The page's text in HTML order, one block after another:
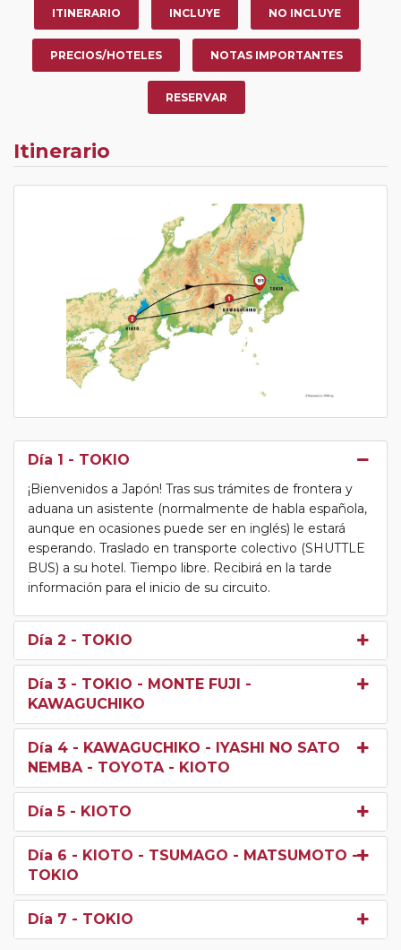
ITINERARIO INCLUYE NO INCLUYE
PRECIOS/HOTELES NOTAS IMPORTANTES
RESERVAR
Itinerario
Día 1 - TOKIO
¡Bienvenidos a Japón! Tras sus trámites de frontera y
aduana un asistente (normalmente de habla española,
aunque en ocasiones puede ser en inglés) le estará
esperando. Traslado en transporte colectivo (SHUTTLE
BUS) a su hotel. Tiempo libre. Recibirá en la tarde
información para el inicio de su circuito.
Día 2 - TOKIO
Día 3 - TOKIO - MONTE FUJI -
KAWAGUCHIKO
Día 4 - KAWAGUCHIKO - IYASHI NO SATO
NEMBA - TOYOTA - KIOTO
Día 5 - KIOTO
Día 6 - KIOTO - TSUMAGO - MATSUMOTO -
TOKIO
Día 7 - TOKIO